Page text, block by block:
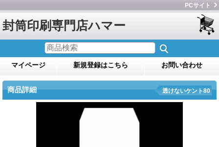
PCサイト
封筒印刷専門店ハマー
マイページ 新規登録はこちら お問い合わせ
商品詳細 透けないケント80